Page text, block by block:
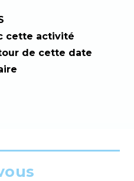
cette activité
de cette date